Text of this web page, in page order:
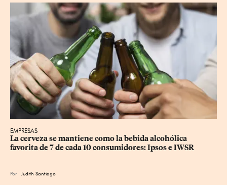
EMPRESAS
La cerveza se mantiene como la bebida alcohólica
favorita de 7 de cada 10 consumidores: Ipsos e IWSR
Por Judith Santiago